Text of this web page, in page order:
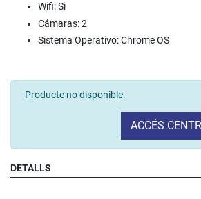
Wifi: Si
Cámaras: 2
Sistema Operativo: Chrome OS
Producte no disponible.
ACCÉS
DETALLS